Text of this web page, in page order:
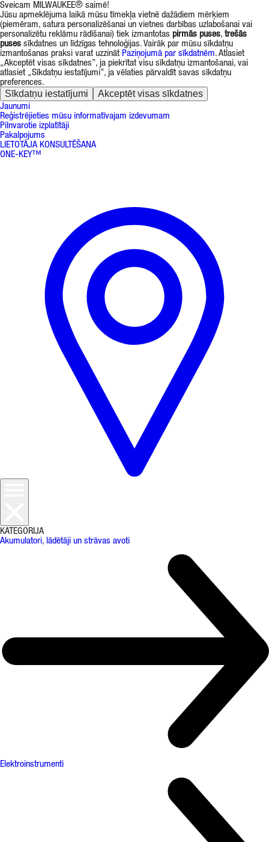
Sveicam MILWAUKEE® saimē!
Jūsu apmeklējuma laikā mūsu tīmekļa vietnē dažādiem mērķiem
(piemēram, satura personalizēšanai un vietnes darbības uzlabošanai vai
personalizētu reklāmu rādīšanai) tiek izmantotas pirmās puses, trešās
puses sīkdatnes un līdzīgas tehnoloģijas. Vairāk par mūsu sīkdatņu
izmantošanas praksi varat uzzināt Paziņojumā par sīkdatnēm. Atlasiet
„Akceptēt visas sīkdatnes”, ja piekrītat visu sīkdatņu izmantošanai, vai
atlasiet „Sīkdatņu iestatījumi”, ja vēlaties pārvaldīt savas sīkdatņu
preferences.
Sīkdatņu iestatījumi Akceptēt visas sīkdatnes
Jaunumi
Reģistrējieties mūsu informatīvajam izdevumam
Pilnvarotie izplatītāji
Pakalpojums
LIETOTĀJA KONSULTĒŠANA
ONE-KEY™
KATEGORIJA
Akumulatori, lādētāji un strāvas avoti
Elektroinstrumenti